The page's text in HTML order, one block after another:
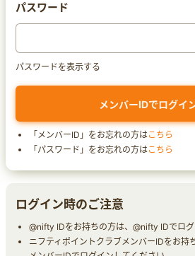
パスワード
パスワードを表示する
「メンバーID」をお忘れの方はこちら
「パスワード」をお忘れの方はこちら
ログイン時のご注意
@nifty IDをお持ちの方は、@nifty IDでログ
ニフティポイントクラブメンバーIDをお持